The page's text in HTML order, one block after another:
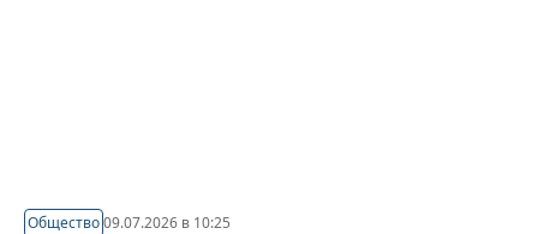
Общество09.07.2026 в 10:25